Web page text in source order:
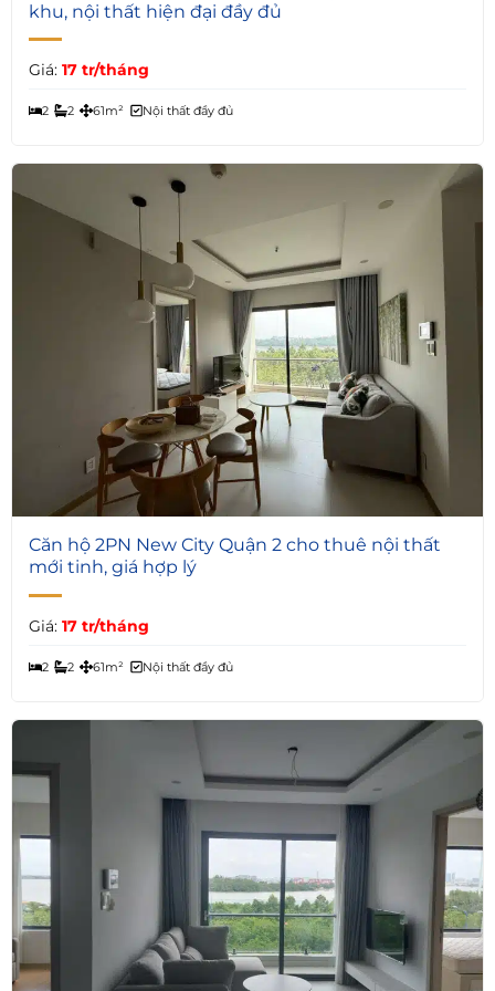
khu, nội thất hiện đại đầy đủ
Giá: 17 tr/tháng
2 2 61m² Nội thất đầy đủ
4
Căn hộ 2PN New City Quận 2 cho thuê nội thất
mới tinh, giá hợp lý
Giá: 17 tr/tháng
2 2 61m² Nội thất đầy đủ